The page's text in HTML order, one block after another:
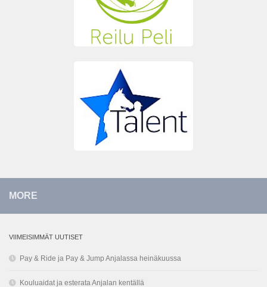
MORE
VIIMEISIMMÄT UUTISET
Pay & Ride ja Pay & Jump Anjalassa heinäkuussa
Kouluaidat ja esterata Anjalan kentällä